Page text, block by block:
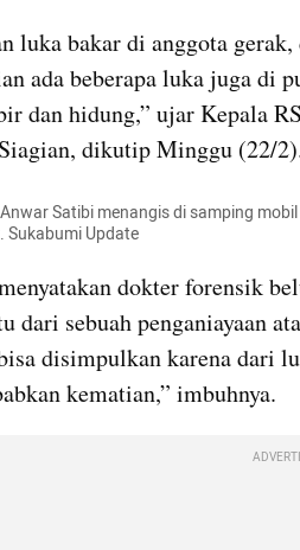
luka bakar di anggota
ada beberapa luka juga di
dan hidung,” ujar Kepala
dikutip Minggu (22/
Satibi menangis di samping
Sukabumi Update
dokter forensik
dari sebuah penganiayaan
disimpulkan karena dari
kematian,” imbuhnya.